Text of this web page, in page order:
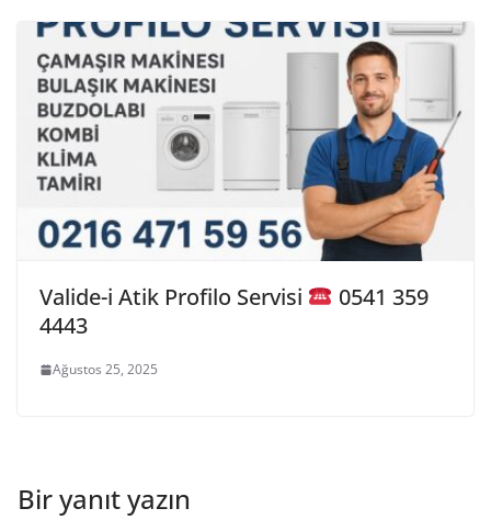
Valide-i Atik Profilo Servisi
0541 359
4443
Ağustos 25, 2025
Bir yanıt yazın